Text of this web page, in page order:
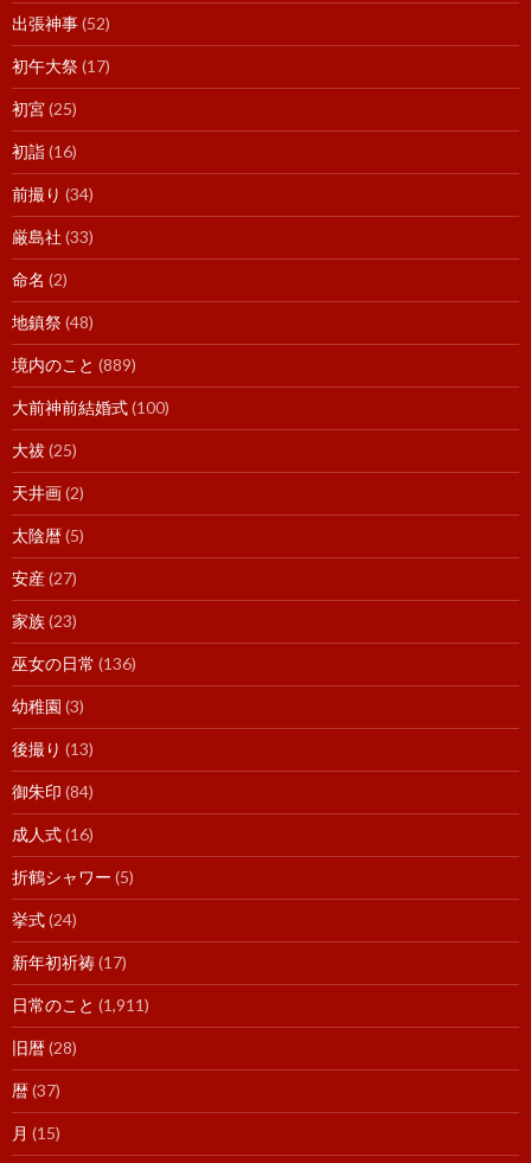
出張神事(52)
初午大祭(17)
初宮(25)
初詣(16)
前撮り (34)
厳島社 (33)
命名 (2)
地鎮祭(48)
境内のこと (889)
大前神前結婚式(100)
大祓(25)
天井画(2)
太陰暦(5)
安産(27)
家族(23)
巫女の日常 (136)
幼稚園 (3)
後撮り (13)
御朱印 (84)
成人式(16)
折鶴シャワー (5)
挙式(24)
新年初祈祷(17)
日常のこと (1,911)
旧暦(28)
暦(37)
月 (15)